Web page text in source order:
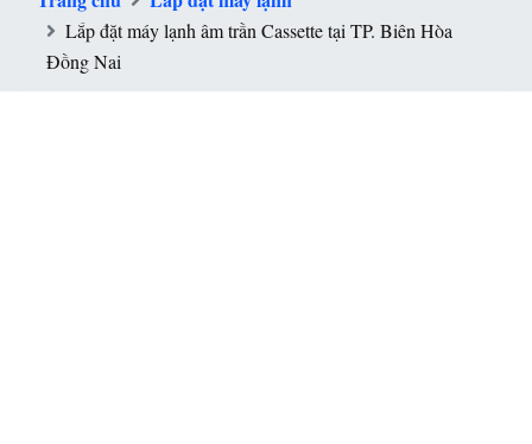
Lắp đặt máy lạnh âm trần Cassette tại TP. Biên Hòa
Đồng Nai